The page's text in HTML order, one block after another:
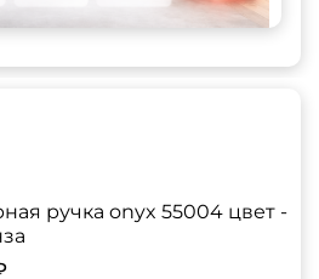
ручка onyx 55004 цвет -